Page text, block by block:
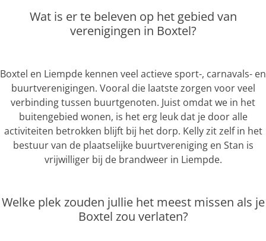
Wat is er te beleven op het gebied van
verenigingen in Boxtel?
Boxtel en Liempde kennen veel actieve sport-, carnavals- en
buurtverenigingen. Vooral die laatste zorgen voor veel
verbinding tussen buurtgenoten. Juist omdat we in het
buitengebied wonen, is het erg leuk dat je door alle
activiteiten betrokken blijft bij het dorp. Kelly zit zelf in het
bestuur van de plaatselijke buurtvereniging en Stan is
vrijwilliger bij de brandweer in Liempde.
Welke plek zouden jullie het meest missen als je
Boxtel zou verlaten?